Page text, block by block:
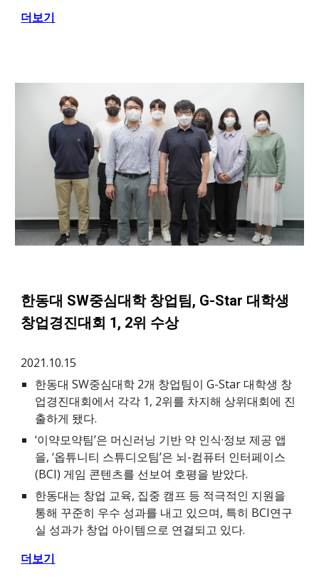
더보기
한동대 SW중심대학 창업팀, G-Star 대학생
창업경진대회 1, 2위 수상
2021.10.15
한동대 SW중심대학 2개 창업팀이 G-Star 대학생 창
업경진대회에서 각각 1, 2위를 차지해 상위대회에 진
출하게 됐다.
‘이약모약팀’은 머신러닝 기반 약 인식·정보 제공 앱
을, ‘옵튜니티 스튜디오팀’은 뇌-컴퓨터 인터페이스
(BCI) 게임 콘텐츠를 선보여 호평을 받았다.
한동대는 창업 교육, 집중 캠프 등 적극적인 지원을
통해 꾸준히 우수 성과를 내고 있으며, 특히 BCI연구
실 성과가 창업 아이템으로 연결되고 있다.
더보기